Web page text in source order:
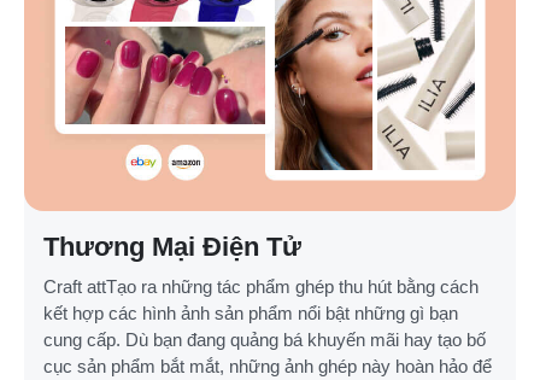
Thương Mại Điện Tử
Craft attTạo ra những tác phẩm ghép thu hút bằng cách
kết hợp các hình ảnh sản phẩm nổi bật những gì bạn
cung cấp. Dù bạn đang quảng bá khuyến mãi hay tạo bố
cục sản phẩm bắt mắt, những ảnh ghép này hoàn hảo để